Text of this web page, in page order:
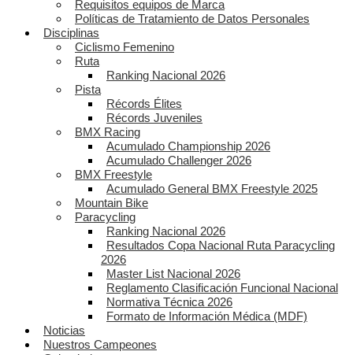
Requisitos equipos de Marca
Políticas de Tratamiento de Datos Personales
Disciplinas
Ciclismo Femenino
Ruta
Ranking Nacional 2026
Pista
Récords Élites
Récords Juveniles
BMX Racing
Acumulado Championship 2026
Acumulado Challenger 2026
BMX Freestyle
Acumulado General BMX Freestyle 2025
Mountain Bike
Paracycling
Ranking Nacional 2026
Resultados Copa Nacional Ruta Paracycling
2026
Master List Nacional 2026
Reglamento Clasificación Funcional Nacional
Normativa Técnica 2026
Formato de Información Médica (MDF)
Noticias
Nuestros Campeones